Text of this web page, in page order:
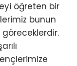
öğreten bir
bunun